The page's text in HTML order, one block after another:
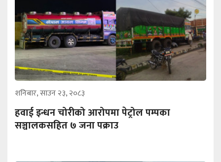
शनिबार, साउन २३, २०८३
हवाई इन्धन चोरीको आरोपमा पेट्रोल पम्पका
सञ्चालकसहित ७ जना पक्राउ